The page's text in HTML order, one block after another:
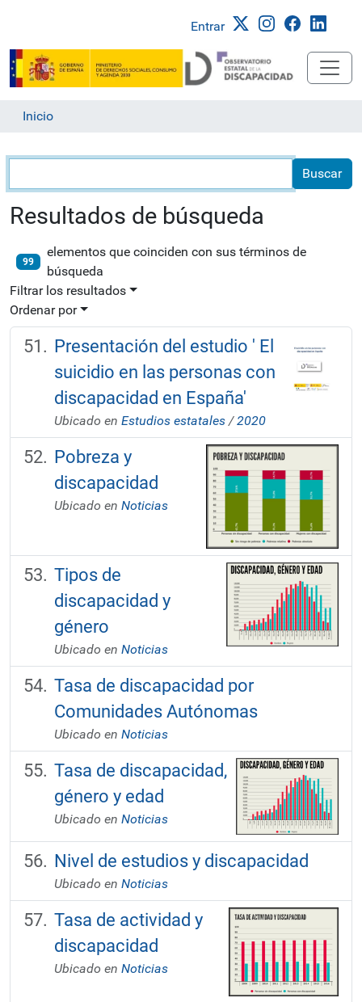
Entrar
Inicio
Resultados de búsqueda
99
elementos que coinciden con sus términos de
búsqueda
Filtrar los resultados
Ordenar por
Presentación del estudio ' El
suicidio en las personas con
discapacidad en España'
Ubicado en Estudios estatales /2020
Pobreza y
discapacidad
Ubicado en Noticias
Tipos de
discapacidad y
género
Ubicado en Noticias
Tasa de discapacidad por
Comunidades Autónomas
Ubicado en Noticias
Tasa de discapacidad,
género y edad
Ubicado en Noticias
Nivel de estudios y discapacidad
Ubicado en Noticias
Tasa de actividad y
discapacidad
Ubicado en Noticias